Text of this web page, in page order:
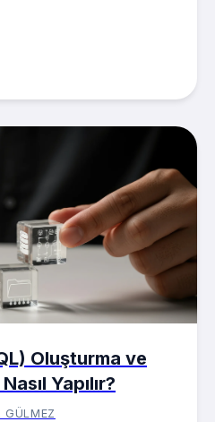
Oluşturma ve
Yapılır?